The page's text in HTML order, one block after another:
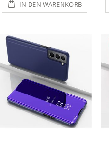
IN DEN WARENKORB